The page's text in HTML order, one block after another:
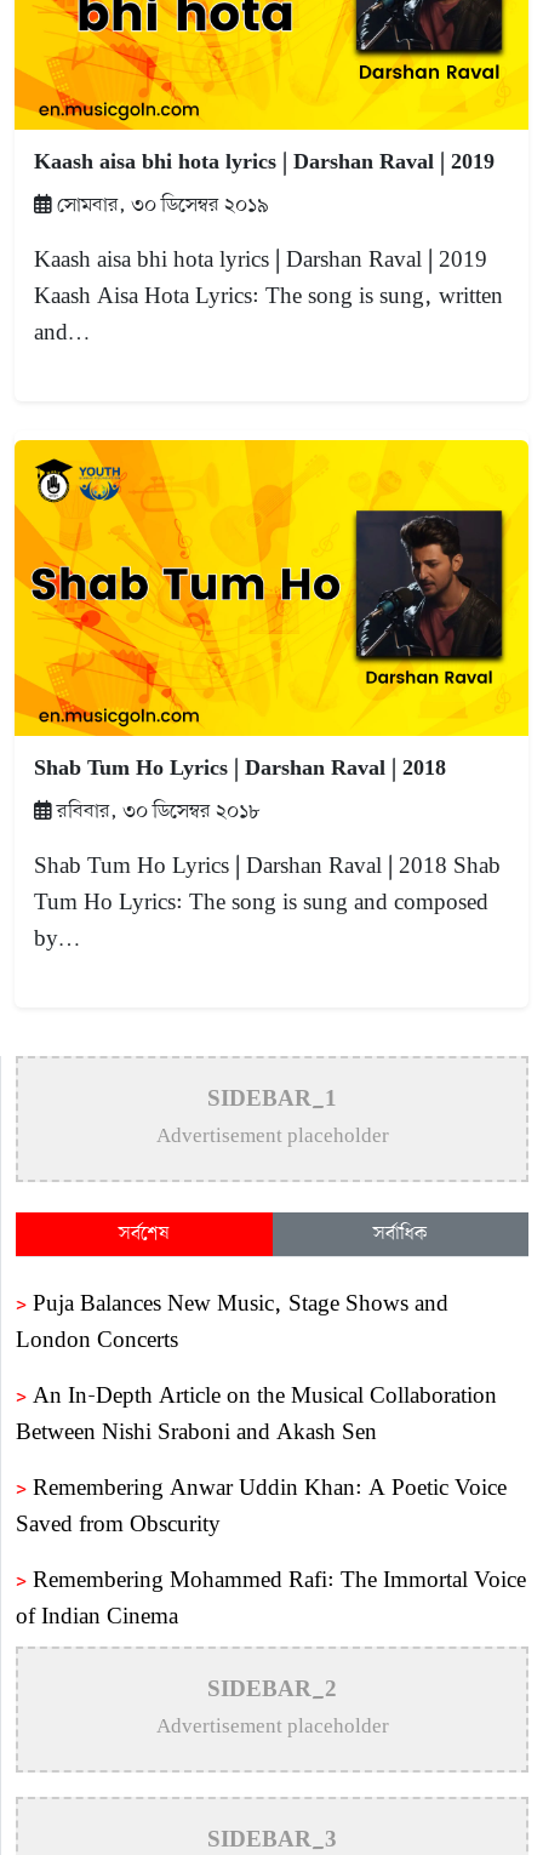
Kaash aisa bhi hota lyrics | Darshan Raval | 2019
সোমবার, ৩০ ডিসেম্বর ২০১৯
Kaash aisa bhi hota lyrics | Darshan Raval | 2019
Kaash Aisa Hota Lyrics: The song is sung, written
and…
Shab Tum Ho Lyrics | Darshan Raval | 2018
রবিবার, ৩০ ডিসেম্বর ২০১৮
Shab Tum Ho Lyrics | Darshan Raval | 2018 Shab
Tum Ho Lyrics: The song is sung and composed
by…
SIDEBAR_1
Advertisement placeholder
সর্বশেষ সর্বাধিক
> Puja Balances New Music, Stage Shows and
London Concerts
> An In-Depth Article on the Musical Collaboration
Between Nishi Sraboni and Akash Sen
> Remembering Anwar Uddin Khan: A Poetic Voice
Saved from Obscurity
> Remembering Mohammed Rafi: The Immortal Voice
of Indian Cinema
>
Katy Perry Expresses Outrage After Trump White
House Uses ‘Firework’ in Iran Attack Video
>The Enduring Legacy of Different Touch Vocalist
Mesba Rahman
SIDEBAR_2
Advertisement placeholder
SIDEBAR_3